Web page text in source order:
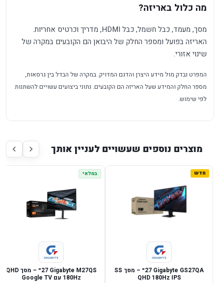
מה כלול באריזה?
מסך, מעמד, כבל חשמל, כבל HDMI, מדריך וכרטיס אחריות.
האריזה בפועל ומספר החלק של היבואן הם הקובעים במקרה של
שינוי אזורי.
המפרט נבדק מול מידע היצרן והדגם המדויק. במקרה של הבדל בין גרסאות,
מספר החלק והמידע שעל האריזה הם הקובעים. נתוני ביצועים עשויים להשתנות
לפי שימוש.
מוצרים נוספים שעשויים לעניין אותך
חדש
Gigabyte GS27QA ‏27״ – מסך SS
IPS ‏QHD 180Hz
במלאי
Gigabyte M27QS ‏27״ – מסך QHD